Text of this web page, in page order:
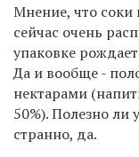
Мнение, что соки
сейчас очень
упаковке
Да и вообще -
нектарами
50%). Полезно ли
странно, да.